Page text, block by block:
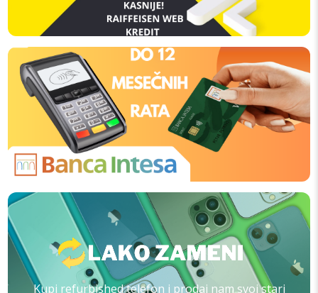
Kupi refurbished telefon i prodaj nam svoj stari